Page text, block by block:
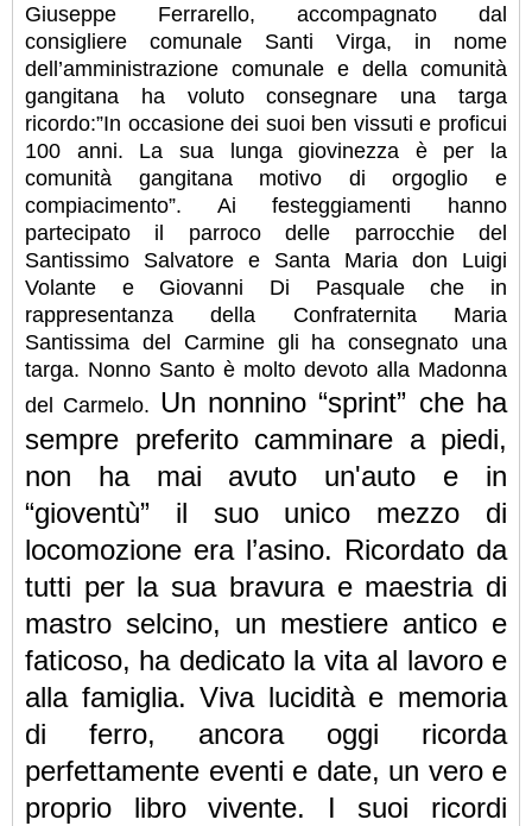
Giuseppe Ferrarello, accompagnato dal
consigliere comunale Santi Virga, in nome
dell’amministrazione comunale e della comunità
gangitana ha voluto consegnare una targa
ricordo:”In occasione dei suoi ben vissuti e proficui
100 anni. La sua lunga giovinezza è per la
comunità gangitana motivo di orgoglio e
compiacimento”. Ai festeggiamenti hanno
partecipato il parroco delle parrocchie del
Santissimo Salvatore e Santa Maria don Luigi
Volante e Giovanni Di Pasquale che in
rappresentanza della Confraternita Maria
Santissima del Carmine gli ha consegnato una
targa. Nonno Santo è molto devoto alla Madonna
del Carmelo. Un nonnino “sprint” che ha
sempre preferito camminare a piedi,
non ha mai avuto un'auto e in
“gioventù” il suo unico mezzo di
locomozione era l’asino. Ricordato da
tutti per la sua bravura e maestria di
mastro selcino, un mestiere antico e
faticoso, ha dedicato la vita al lavoro e
alla famiglia. Viva lucidità e memoria
di ferro, ancora oggi ricorda
perfettamente eventi e date, un vero e
proprio libro vivente. I suoi ricordi